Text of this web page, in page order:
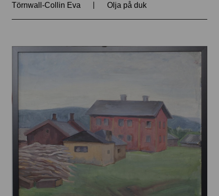
Törnwall-Collin Eva | Olja på duk